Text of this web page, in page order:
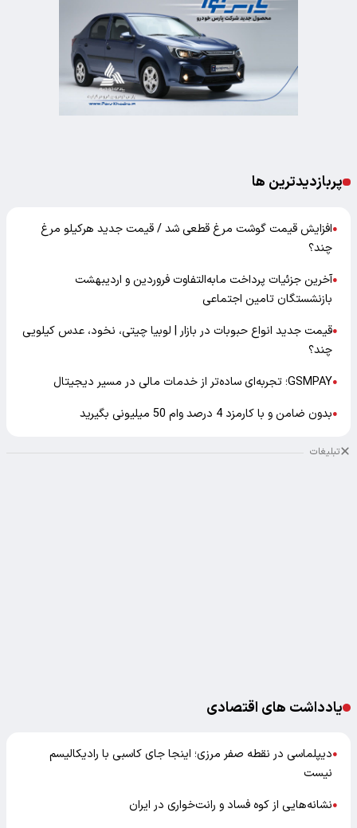
پربازدیدترین ها
●افزایش قیمت گوشت مرغ قطعی شد / قیمت جدید هرکیلو مرغ
چند؟
●آخرین جزئیات پرداخت مابه‌التفاوت فروردین و اردیبهشت
بازنشستگان تامین اجتماعی
●قیمت جدید انواع حبوبات در بازار | لوبیا چیتی، نخود، عدس کیلویی
چند؟
●GSMPAY؛ تجربه‌ای ساده‌تر از خدمات مالی در مسیر دیجیتال
●بدون ضامن و با کارمزد 4 درصد وام 50 میلیونی بگیرید
تبلیغات
یادداشت های اقتصادی
●دیپلماسی در نقطه صفر مرزی؛ اینجا جای کاسبی با رادیکالیسم
نیست
●نشانه‌هایی از کوه فساد و رانت‌خواری در ایران